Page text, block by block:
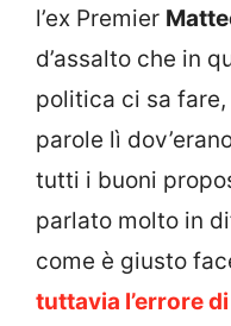
l’ex Premier
d’assalto che in
politica ci sa
parole lì
tutti i buoni
parlato molto in
come è giusto
tuttavia l’errore